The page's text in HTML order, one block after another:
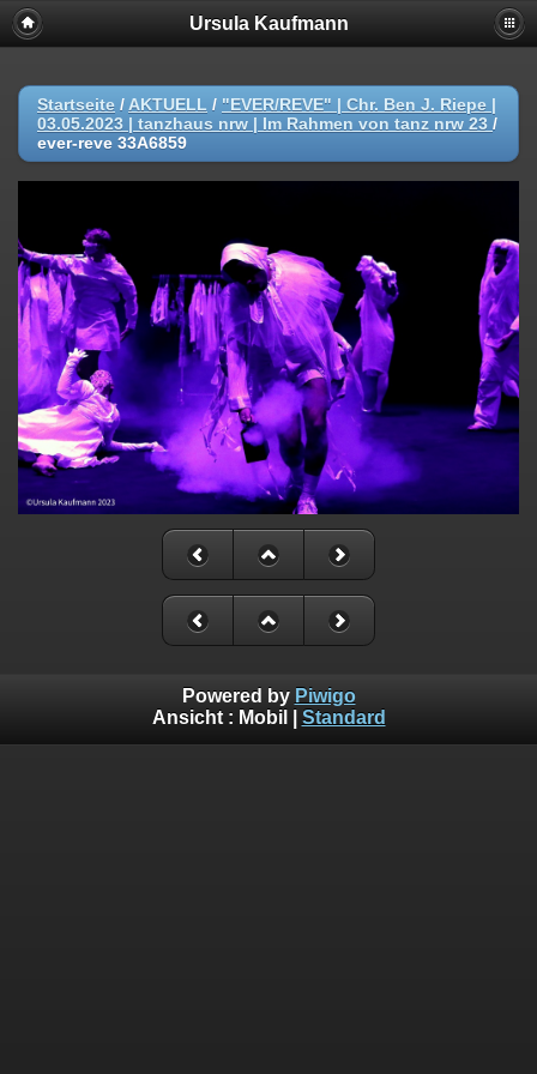
Ursula Kaufmann
Startseite / AKTUELL / "EVER/REVE" | Chr. Ben J. Riepe |
03.05.2023 | tanzhaus nrw | Im Rahmen von tanz nrw 23 /
ever-reve 33A6859
Powered by Piwigo
Ansicht : Mobil Standard